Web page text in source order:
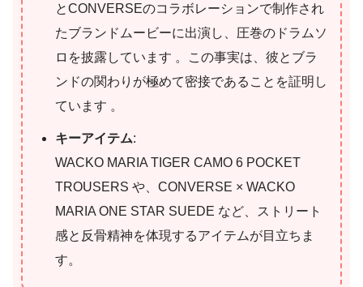
とCONVERSEのコラボレーションで制作され
たブランドムービーに出演し、圧巻のドラムソ
ロを披露しています 。この事実は、彼とブラ
ンドの関わりが極めて密接であることを証明し
ています 。
キーアイテム:
WACKO MARIA TIGER CAMO 6 POCKET
TROUSERS や、CONVERSE × WACKO
MARIA ONE STAR SUEDE など、ストリート
感と反骨精神を体現するアイテムが目立ちま
す。